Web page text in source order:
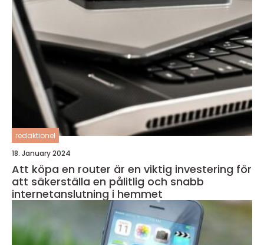
redaktionel
18. January 2024
Att köpa en router är en viktig investering för
att säkerställa en pålitlig och snabb
internetanslutning i hemmet